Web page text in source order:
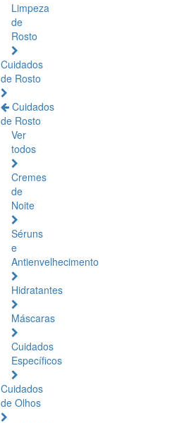
Limpeza
de
Rosto
Cuidados
de Rosto
Cuidados
de Rosto
Ver
todos
Cremes
de
Noite
Séruns
e
Antienvelhecimento
Hidratantes
Máscaras
Cuidados
Específicos
Cuidados
de Olhos